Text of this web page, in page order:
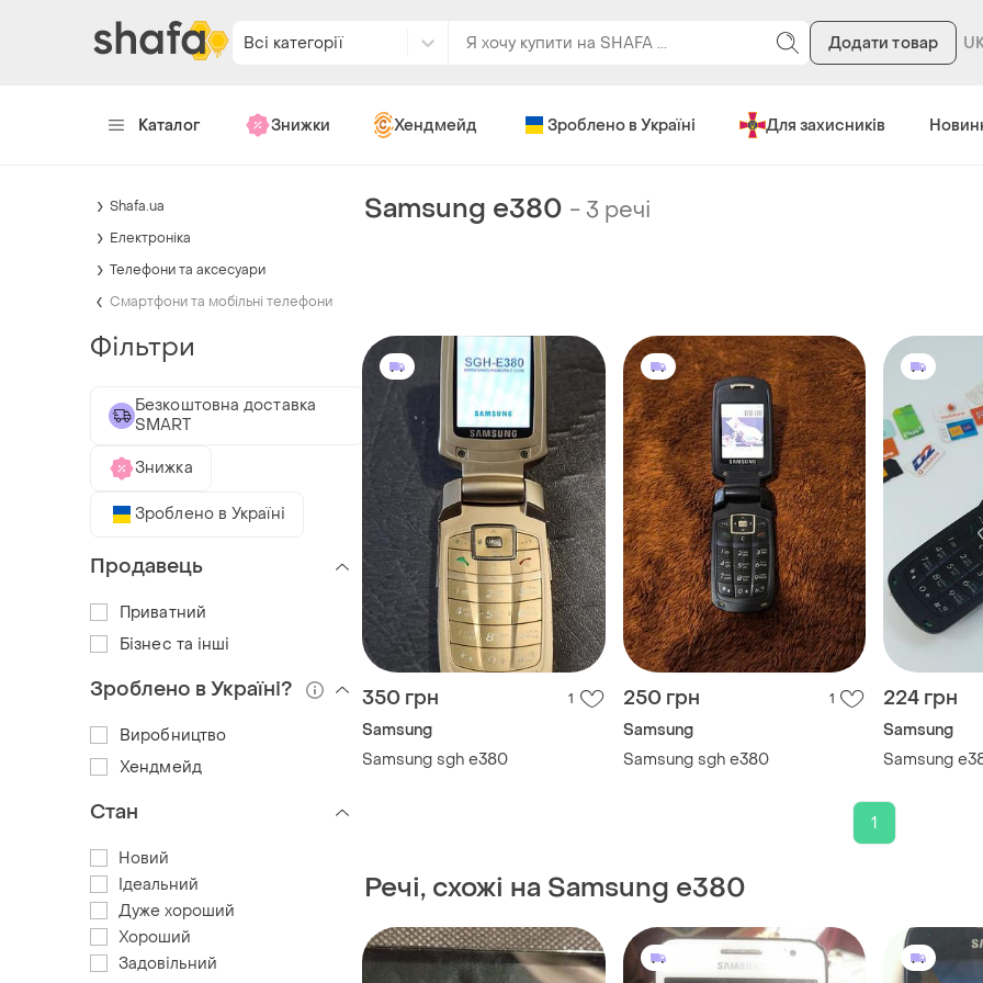
Всі категорії Додати товар
Каталог Знижки Хендмейд Зроблено в Україні Для захисників
Samsung e380 - 3 речі
350 грн 1
Samsung
Samsung sgh e380
250 грн 1
Samsung
Samsung sgh e380
224 грн
Samsung
Samsung
1
Речі, схожі на Samsung e380
Shafa.ua
Електроніка
Телефони та аксесуари
Смартфони та мобільні телефони
Фільтри
Безкоштовна доставка
SMART
Знижка
Зроблено в Україні
Продавець
Приватний
Бізнес та інші
Зроблено в Україні?
Виробництво
Хендмейд
Стан
Новий
Ідеальний
Дуже хороший
Хороший
Задовільний